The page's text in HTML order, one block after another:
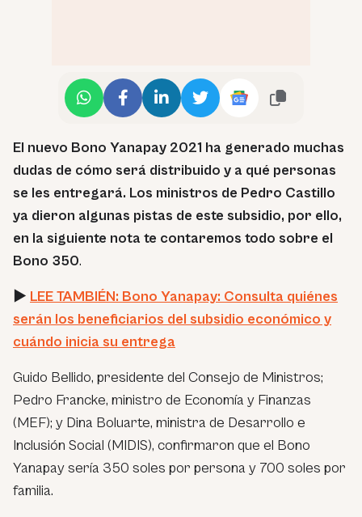
El nuevo Bono Yanapay 2021 ha generado muchas
dudas de cómo será distribuido y a qué personas
se les entregará. Los ministros de Pedro Castillo
ya dieron algunas pistas de este subsidio, por ello,
en la siguiente nota te contaremos todo sobre el
Bono 350.
► LEE TAMBIÉN: Bono Yanapay: Consulta quiénes
serán los beneficiarios del subsidio económico y
cuándo inicia su entrega
Guido Bellido, presidente del Consejo de Ministros;
Pedro Francke, ministro de Economía y Finanzas
(MEF); y Dina Boluarte, ministra de Desarrollo e
Inclusión Social (MIDIS), confirmaron que el Bono
Yanapay sería 350 soles por persona y 700 soles por
familia.